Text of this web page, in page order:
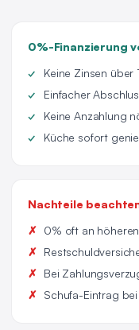
0%-Finanzierung
Keine Zinsen über
Einfacher
Keine Anzahlung
Küche sofort
Nachteile
0% oft an
Bei
Schufa-Eintrag